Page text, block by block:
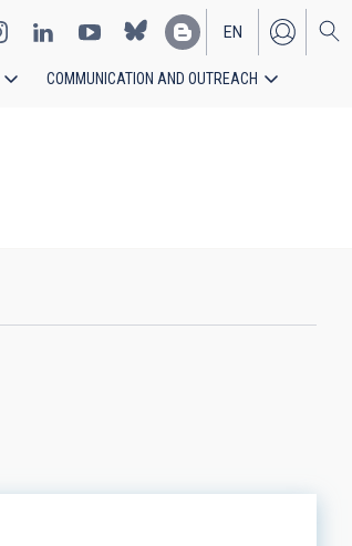
EN
ES
COMMUNICATION AND OUTREACH